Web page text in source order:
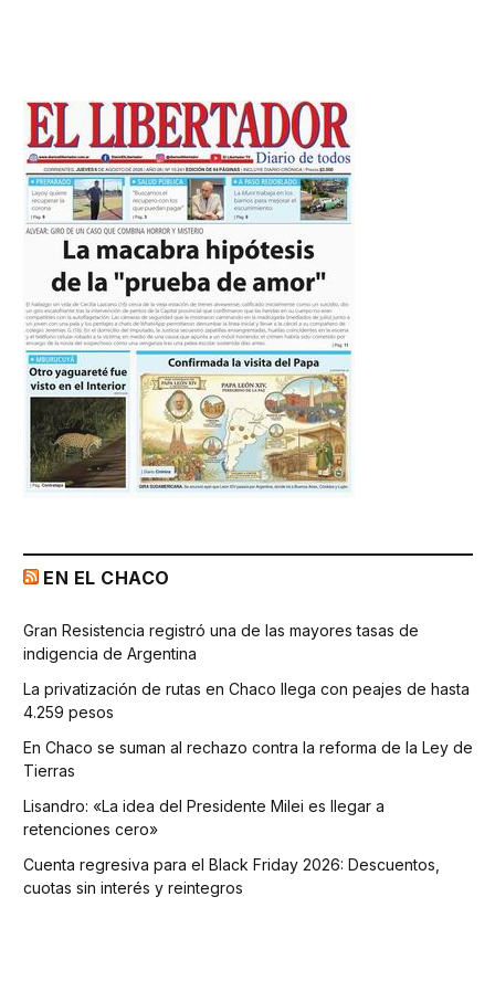
EN EL CHACO
Gran Resistencia registró una de las mayores tasas de
indigencia de Argentina
La privatización de rutas en Chaco llega con peajes de hasta
4.259 pesos
En Chaco se suman al rechazo contra la reforma de la Ley de
Tierras
Lisandro: «La idea del Presidente Milei es llegar a
retenciones cero»
Cuenta regresiva para el Black Friday 2026: Descuentos,
cuotas sin interés y reintegros